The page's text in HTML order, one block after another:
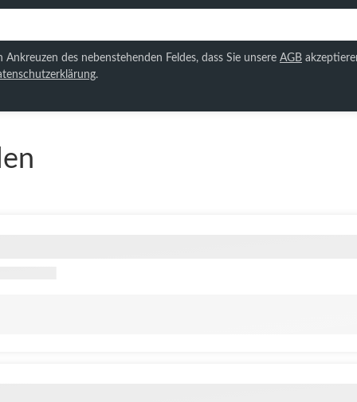
des nebenstehenden Feldes, dass Sie unsere AGB
.